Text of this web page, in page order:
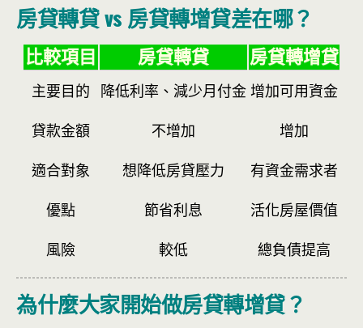
房貸轉貸 vs 房貸轉增貸差在哪？
比較項目 房貸轉貸 房貸轉增貸
主要目的 降低利率、減少月付金 增加可用資金
貸款金額 不增加 增加
適合對象 想降低房貸壓力 有資金需求者
優點 節省利息 活化房屋價值
風險 較低 總負債提高
為什麼大家開始做房貸轉增貸？